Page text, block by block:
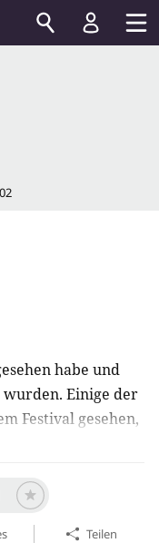
habe und
wurden. Einige der
Festival gesehen,
Teilen